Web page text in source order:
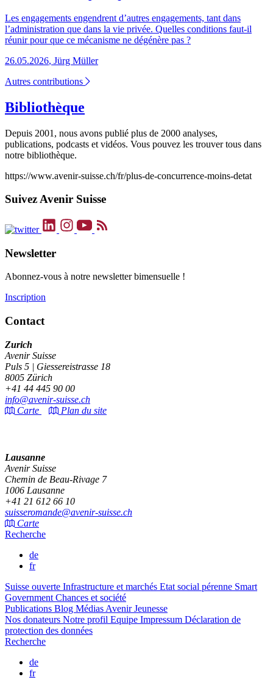
Les engagements engendrent d’autres engagements, tant dans
l’administration que dans la vie privée. Quelles conditions faut-il
réunir pour que ce mécanisme ne dégénère pas ?
26.05.2026, Jürg Müller
Autres contributions
Bibliothèque
Depuis 2001, nous avons publié plus de 2000 analyses,
publications, podcasts et vidéos. Vous pouvez les trouver tous dans
notre bibliothèque.
https://www.avenir-suisse.ch/fr/plus-de-concurrence-moins-detat
Suivez Avenir Suisse
Newsletter
Abonnez-vous à notre newsletter bimensuelle !
Inscription
Contact
Zurich
Avenir Suisse
Puls 5 | Giessereistrasse 18
8005 Zürich
+41 44 445 90 00
info@avenir-suisse.ch
Carte
Plan du site
Lausanne
Avenir Suisse
Chemin de Beau-Rivage 7
1006 Lausanne
+41 21 612 66 10
suisseromande@avenir-suisse.ch
Carte
Recherche
de
fr
Suisse ouverte Infrastructure et marchés Etat social pérenne Smart
Government Chances et société
Publications Blog Médias Avenir Jeunesse
Nos donateurs Notre profil Equipe Impressum Déclaration de
protection des données
Recherche
de
fr